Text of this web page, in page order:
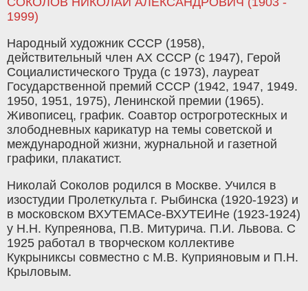
1999)
Народный художник СССР (1958),
действительный член АХ СССР (с 1947), Герой
Социалистического Труда (с 1973), лауреат
Государственной премий СССР (1942, 1947, 1949.
1950, 1951, 1975), Ленинской премии (1965).
Живописец, график. Соавтор острогротескных и
злободневных карикатур на темы советской и
международной жизни, журнальной и газетной
графики, плакатист.
Николай Соколов родился в Москве. Учился в
изостудии Пролеткульта г. Рыбинска (1920-1923) и
в московском ВХУТЕМАСе-ВХУТЕИНе (1923-1924)
у Н.Н. Купреянова, П.В. Митурича. П.И. Львова. С
1925 работал в творческом коллективе
Кукрыниксы совместно с М.В. Куприяновым и П.Н.
Крыловым.